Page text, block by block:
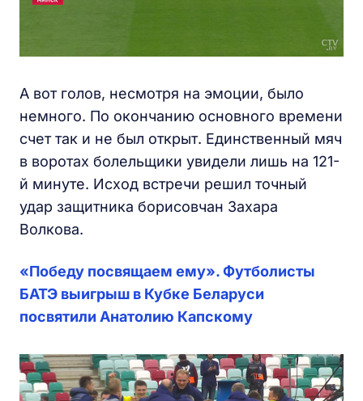
А вот голов, несмотря на эмоции, было
немного. По окончанию основного времени
счет так и не был открыт. Единственный мяч
в воротах болельщики увидели лишь на 121-
й минуте. Исход встречи решил точный
удар защитника борисовчан Захара
Волкова.
«Победу посвящаем ему». Футболисты
БАТЭ выигрыш в Кубке Беларуси
посвятили Анатолию Капскому